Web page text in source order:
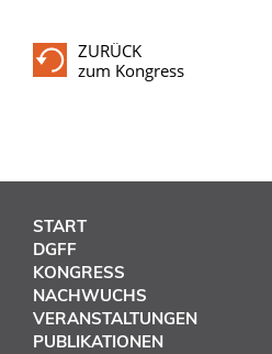
ZURÜCK
zum Kongress
START
DGFF
KONGRESS
NACHWUCHS
VERANSTALTUNGEN
PUBLIKATIONEN